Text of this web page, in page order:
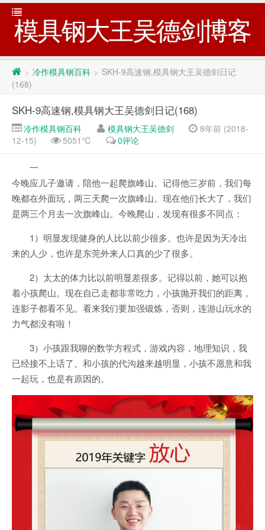
模具钢大王吴德剑博客
> 冷作模具钢百科 > SKH-9高速钢,模具钢大王吴德剑日记
(168)
SKH-9高速钢,模具钢大王吴德剑日记(168)
冷作模具钢百科 模具钢大王吴德剑
8年前 (2018-
12-15)
5051℃ 0评论
一
今晚应儿子邀请，陪他一起爬旗峰山。记得他三岁前，我们每
晚都在外面玩，两三天爬一次旗峰山。现在他们长大了，我们
是两三个月去一次旗峰山。今晚爬山，发现有很多不同点：
1）明显发现健身的人比以前少很多。也许是因为天冷出
来的人少，也许是东莞外来人口真的少了很多。
2）太太的体力比以前明显差很多。记得以前，她可以抱
着小孩爬山。现在自己走都非常吃力，小孩抛开我们的距离，
连影子都看不见。看来我们要加强锻炼，否则，连游山玩水的
力气都没有啦！
3）小孩跟我聊的数学方程式，游戏内容，地理知识，我
已经接不上话了。和小孩的代沟越来越明显，小孩不愿意和我
一起玩，也是有原因的。